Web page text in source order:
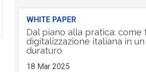
WHITE PAPER
Dal piano alla pratica: come
digitalizzazione italiana in
duraturo
18 Mar 2025